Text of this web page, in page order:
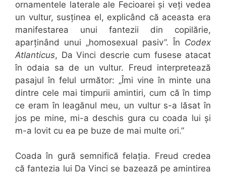
ornamentele laterale ale Fecioarei și veți vedea
un vultur, susținea el, explicând că aceasta era
manifestarea unui fantezii din copilărie,
aparținând unui „homosexual pasiv”. În Codex
Atlanticus, Da Vinci descrie cum fusese atacat
în odaia sa de un vultur. Freud interpretează
pasajul în felul următor: „Îmi vine în minte una
dintre cele mai timpurii amintiri, cum că în timp
ce eram în leagănul meu, un vultur s-a lăsat în
jos pe mine, mi-a deschis gura cu coada lui și
m-a lovit cu ea pe buze de mai multe ori.”
Coada în gură semnifică felația. Freud credea
că fantezia lui Da Vinci se bazează pe amintirea